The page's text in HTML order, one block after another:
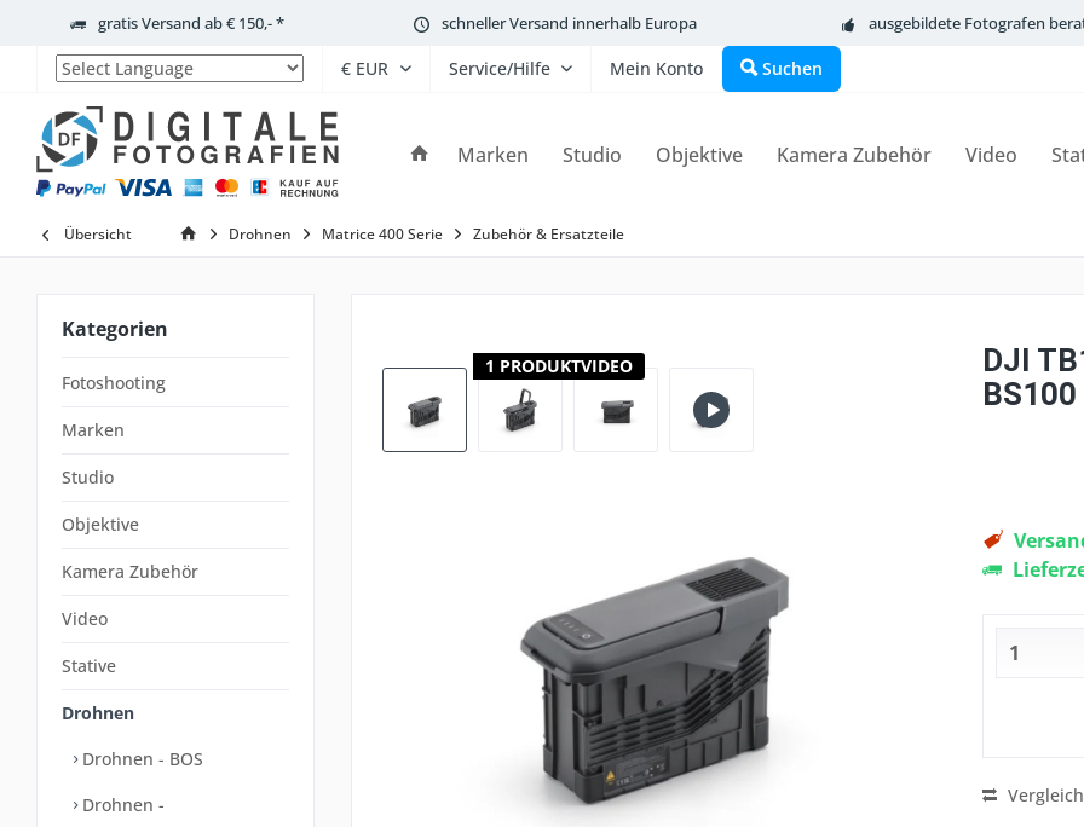
gratis Versand ab € 150,- * schneller Versand innerhalb Europa ausgebildete Fotografen
Powered by
Service/Hilfe Mein Konto Suchen
Marken Studio Objektive Kamera Zubehör Video
Übersicht Drohnen Matrice 400 Serie Zubehör & Ersatzteile
Kategorien
Fotoshooting
Marken
Studio
Objektive
Kamera Zubehör
Video
Stative
Drohnen
Drohnen - BOS
Drohnen -
1 PRODUKTVIDEO
DJI
BS100